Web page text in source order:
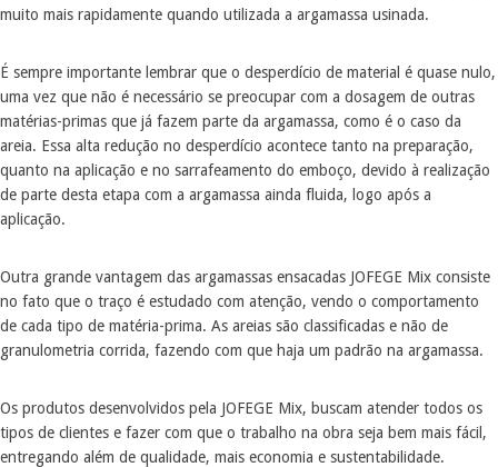
muito mais rapidamente quando utilizada a argamassa usinada.
É sempre importante lembrar que o desperdício de material é quase nulo,
uma vez que não é necessário se preocupar com a dosagem de outras
matérias-primas que já fazem parte da argamassa, como é o caso da
areia. Essa alta redução no desperdício acontece tanto na preparação,
quanto na aplicação e no sarrafeamento do emboço, devido à realização
de parte desta etapa com a argamassa ainda fluida, logo após a
aplicação.
Outra grande vantagem das argamassas ensacadas JOFEGE Mix consiste
no fato que o traço é estudado com atenção, vendo o comportamento
de cada tipo de matéria-prima. As areias são classificadas e não de
granulometria corrida, fazendo com que haja um padrão na argamassa.
Os produtos desenvolvidos pela JOFEGE Mix, buscam atender todos os
tipos de clientes e fazer com que o trabalho na obra seja bem mais fácil,
entregando além de qualidade, mais economia e sustentabilidade.